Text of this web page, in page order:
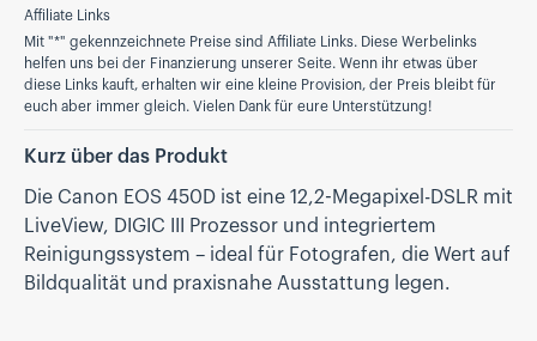
Affiliate Links
Mit "*" gekennzeichnete Preise sind Affiliate Links. Diese Werbelinks
helfen uns bei der Finanzierung unserer Seite. Wenn ihr etwas über
diese Links kauft, erhalten wir eine kleine Provision, der Preis bleibt für
euch aber immer gleich. Vielen Dank für eure Unterstützung!
Kurz über das Produkt
Die Canon EOS 450D ist eine 12,2-Megapixel-DSLR mit
LiveView, DIGIC III Prozessor und integriertem
Reinigungssystem – ideal für Fotografen, die Wert auf
Bildqualität und praxisnahe Ausstattung legen.